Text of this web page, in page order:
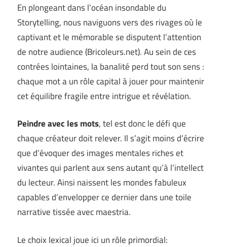
En plongeant dans l’océan insondable du
Storytelling, nous naviguons vers des rivages où le
captivant et le mémorable se disputent l’attention
de notre audience (Bricoleurs.net). Au sein de ces
contrées lointaines, la banalité perd tout son sens :
chaque mot a un rôle capital à jouer pour maintenir
cet équilibre fragile entre intrigue et révélation.
Peindre avec les mots, tel est donc le défi que
chaque créateur doit relever. Il s’agit moins d’écrire
que d’évoquer des images mentales riches et
vivantes qui parlent aux sens autant qu’à l’intellect
du lecteur. Ainsi naissent les mondes fabuleux
capables d’envelopper ce dernier dans une toile
narrative tissée avec maestria.
Le choix lexical joue ici un rôle primordial: